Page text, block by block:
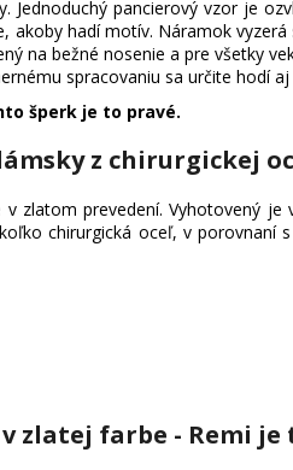
Jednoduchý pancierový vzor je
akoby hadí motív. Náramok
na bežné nosenie a pre všetky
spracovaniu sa určite hodí
šperk je to pravé.
z chirurgickej
zlatom prevedení. Vyhotovený
chirurgická oceľ, v porovnaní
zlatej farbe - Remi